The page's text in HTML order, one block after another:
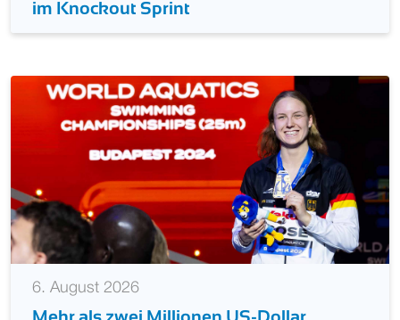
im Knockout Sprint
6. August 2026